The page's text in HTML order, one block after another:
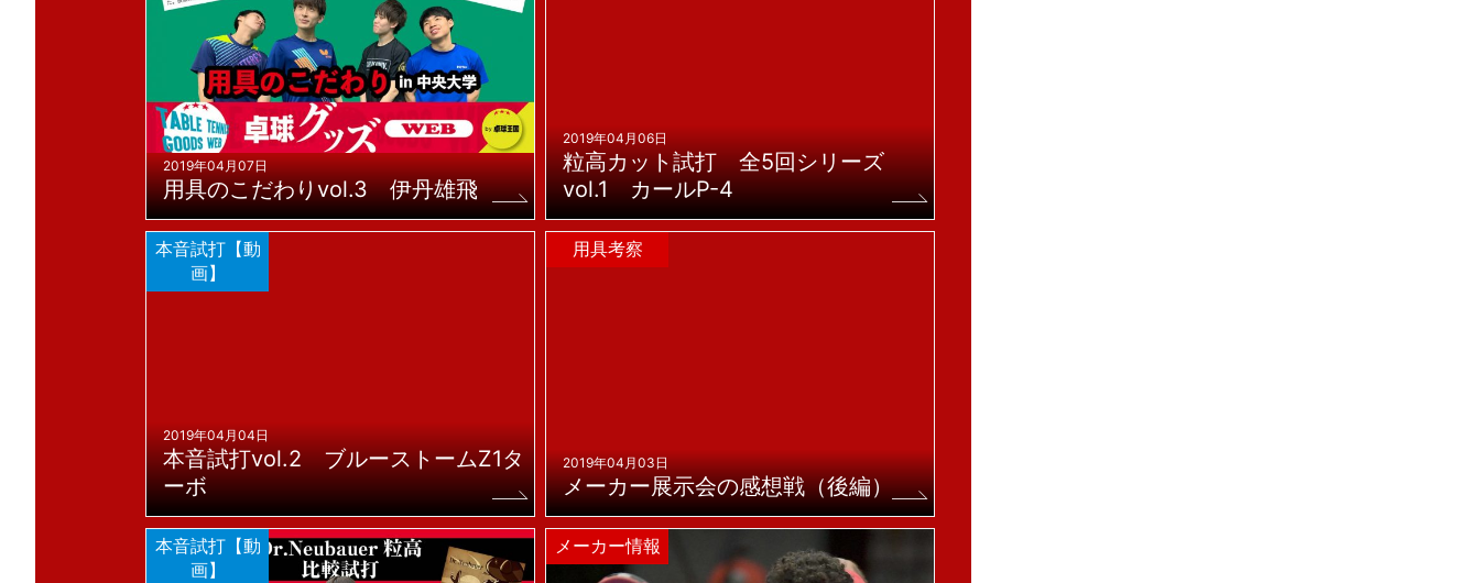
2019年04月07日
用具のこだわりvol.3 伊丹雄飛
2019年04月06日
粒高カット試打 全5回シリーズ
vol.1 カールP-4
本音試打【動
画】
2019年04月04日
本音試打vol.2 ブルーストームZ1タ
ーボ
用具考察
2019年04月03日
メーカー展示会の感想戦（後編）
本音試打【動
画】
メーカー情報